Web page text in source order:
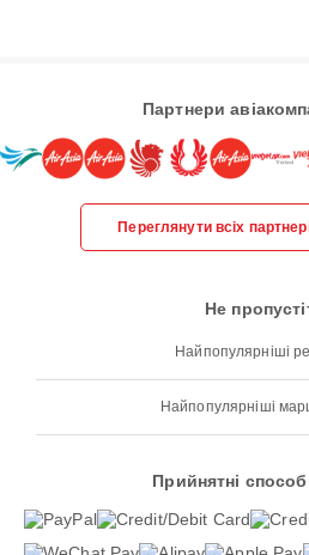
Партнери
Переглянути всіх
Не
Найпопулярніші
Найпопулярніші
Прийнятні